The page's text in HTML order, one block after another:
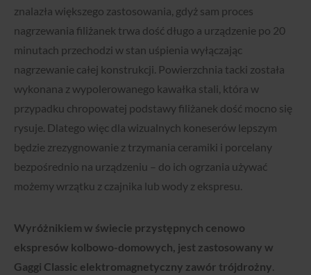
znalazła większego zastosowania, gdyż sam proces
nagrzewania filiżanek trwa dość długo a urządzenie po 20
minutach przechodzi w stan uśpienia wyłączając
nagrzewanie całej konstrukcji. Powierzchnia tacki została
wykonana z wypolerowanego kawałka stali, która w
przypadku chropowatej podstawy filiżanek dość mocno się
rysuje. Dlatego więc dla wizualnych koneserów lepszym
będzie zrezygnowanie z trzymania ceramiki i porcelany
bezpośrednio na urządzeniu – do ich ogrzania używać
możemy wrzątku z czajnika lub wody z ekspresu.
Wyróżnikiem w świecie przystępnych cenowo
ekspresów kolbowo-domowych, jest zastosowany w
Gaggi Classic elektromagnetyczny zawór trójdrożny